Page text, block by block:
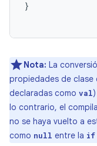
}
Nota: La
propiedades de clase
declaradas como val
lo contrario, el
no se haya vuelto a
como null entre la if